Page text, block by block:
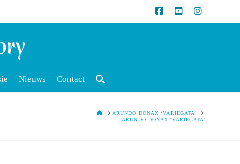
Nieuws Contact
HOMEARUNDO DONAX ‘VARIEGATA’
ARUNDO DONAX 'VARIEGATA'